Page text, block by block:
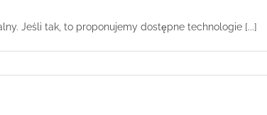
Jeśli tak, to proponujemy dostępne technologie [...]